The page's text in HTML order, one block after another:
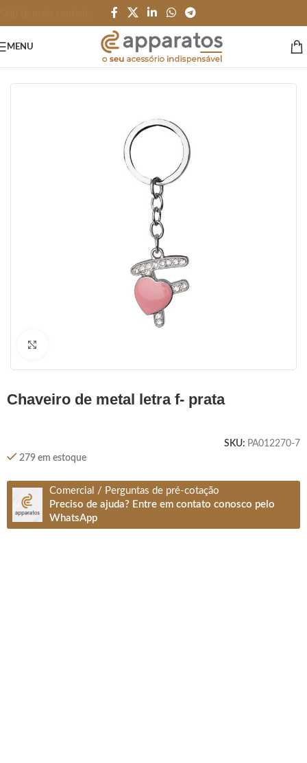
MENU
chaveiro de metal letra f- prata
SKU: PA012270-7
279 em estoque
Comercial / Perguntas de pré-cotação
Preciso de ajuda? Entre em contato conosco pelo
WhatsApp